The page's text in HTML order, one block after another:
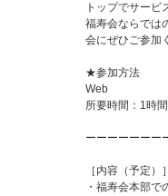
トップでサービ
福寿会ならでは
会にぜひご参加
★参加方法
Web
所要時間：1時
ーーーーーーー
［内容（予定）］
・福寿会本部で